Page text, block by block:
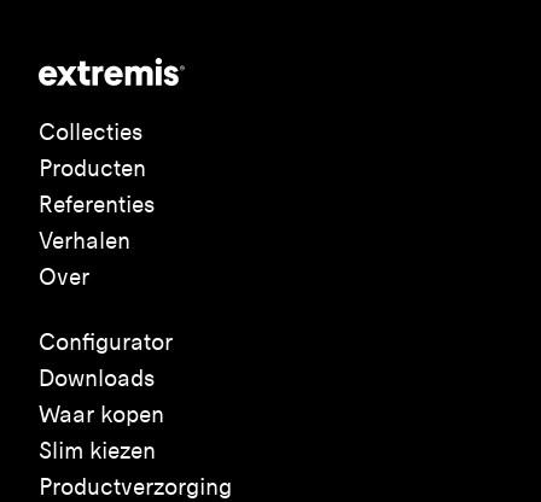
Collecties
Producten
Referenties
Verhalen
Over
Configurator
Downloads
Waar kopen
Slim kiezen
Productverzorging